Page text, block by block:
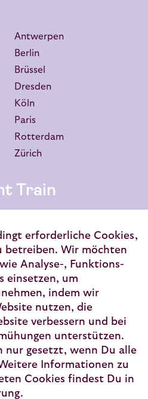
Antwerpen
Berlin
Brüssel
Dresden
Köln
Paris
Rotterdam
Zürich
Train
Exploitatie B.V.
erforderliche Cookies,
betreiben. Wir möchten
Analyse-, Funktions-
einsetzen, um
indem wir
nutzen, die
verbessern und bei
unterstützen.
nur gesetzt, wenn Du alle
Informationen zu
Cookies findest Du in